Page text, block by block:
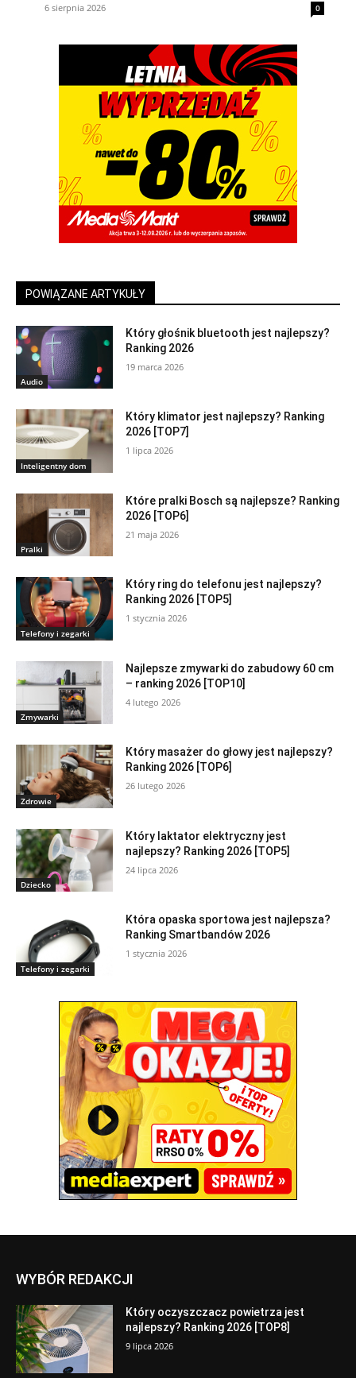
6 sierpnia 2026 0
POWIĄZANE ARTYKUŁY
Audio
Który głośnik bluetooth jest najlepszy?
Ranking 2026
19 marca 2026
Inteligentny dom
Który klimator jest najlepszy? Ranking
2026 [TOP7]
1 lipca 2026
Pralki
Które pralki Bosch są najlepsze? Ranking
2026 [TOP6]
21 maja 2026
Telefony i zegarki
Który ring do telefonu jest najlepszy?
Ranking 2026 [TOP5]
1 stycznia 2026
Zmywarki
Najlepsze zmywarki do zabudowy 60 cm
– ranking 2026 [TOP10]
4 lutego 2026
Zdrowie
Który masażer do głowy jest najlepszy?
Ranking 2026 [TOP6]
26 lutego 2026
Dziecko
Który laktator elektryczny jest
najlepszy? Ranking 2026 [TOP5]
24 lipca 2026
Telefony i zegarki
Która opaska sportowa jest najlepsza?
Ranking Smartbandów 2026
1 stycznia 2026
WYBÓR REDAKCJI
Który oczyszczacz powietrza jest
najlepszy? Ranking 2026 [TOP8]
9 lipca 2026